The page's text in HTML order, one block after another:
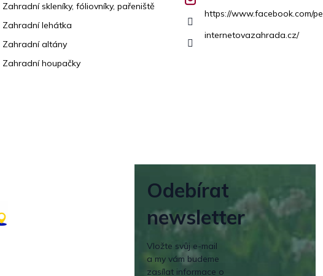
Zahradní skleníky, fóliovníky, pařeniště
Zahradní lehátka
Zahradní altány
Zahradní houpačky
https://www.facebook.com/
internetovazahrada.cz/
Odebírat
newsletter
Vložte svůj e-mail
a my vám budeme
zasílat informace o